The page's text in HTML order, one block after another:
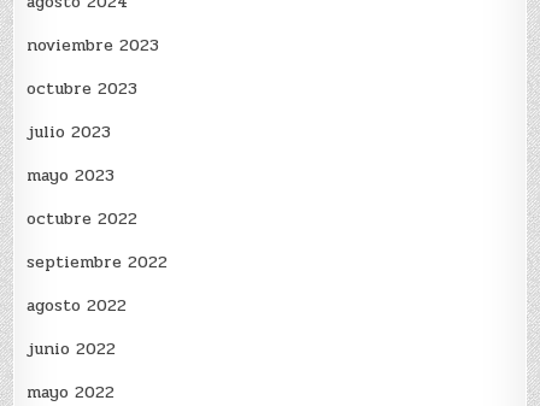
noviembre 2023
octubre 2023
julio 2023
mayo 2023
octubre 2022
septiembre 2022
agosto 2022
junio 2022
mayo 2022